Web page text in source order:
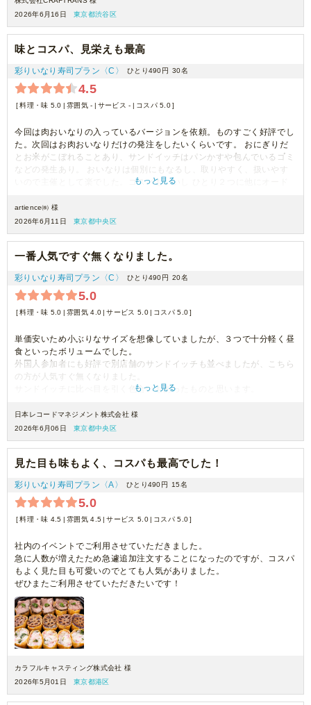
2026年6月16日
東京都渋谷区
味とコスパ、見栄えも最高
彩りいなり寿司プラン〈C〉 ひとり490円 30名
4.5
料理・味 5.0 雰囲気 - サービス - コスパ 5.0
今回は肉おいなりの入っているバージョンを依頼。ものすごく好評でし
た。次回はお肉おいなりだけの発注をしたいくらいです。 おにぎりだ
とお米がこぼれることあり、サンドイッチはパンかすや包んでいるゴミ
などの発生あり。 おいなりは個別にもなるし、取りやすく、扱いやす
いので主催として楽でした。コスパもいいし ひとり２つに他にオード
もっと見る
artience㈱ 様
2026年6月11日
東京都中央区
一番人気ですぐ無くなりました。
彩りいなり寿司プラン〈C〉 ひとり490円 20名
5.0
料理・味 5.0 雰囲気 4.0 サービス 5.0 コスパ 5.0
単価安いため小ぶりなサイズを想像していましたが、３つで十分軽く昼
食といったボリュームでした。
外国人参加者にも好評で別店舗のサンドイッチも並べましたが、こちら
の方が人気すぐ無くなりました。
サンドイッチに比べ目を引く色合いもあったものと思います。
と注文のハードルが下がると思います。
もっと見る
日本レコードマネジメント株式会社 様
2026年6月06日
東京都中央区
見た目も味もよく、コスパも最高でした！
彩りいなり寿司プラン〈A〉 ひとり490円 15名
5.0
料理・味 4.5 雰囲気 4.5 サービス 5.0 コスパ 5.0
社内のイベントでご利用させていただきました。
急に人数が増えたため急遽追加注文することになったのですが、コスパ
もよく見た目も可愛いのでとても人気がありました。
ぜひまたご利用させていただきたいです！
カラフルキャスティング株式会社 様
2026年5月01日
東京都港区